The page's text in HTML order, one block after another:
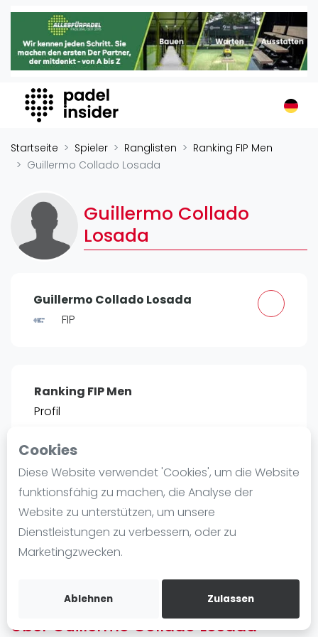
Cookies
Diese Website verwendet 'Cookies', um die Website
funktionsfähig zu machen, die Analyse der
Website zu unterstützen, um unsere
Dienstleistungen zu verbessern, oder zu
Marketingzwecken.
Ablehnen Zulassen
Padel Insider
Home
Organisationen
Buchungssysteme
Padel-Shops
Padel-Marken
Verschiedenes
Veranstaltungen
Turniere
Playtomic
Frauen
FIP Männer
Blog
Die Geschichte von Padel
Regeln und Punktzählung
Padel Schläge
Video
Startseite Spieler Ranglisten
Ranking FIP Men
Guillermo Collado Losada
Guillermo Collado
Losada
Guillermo Collado Losada
FIP
Ranking FIP Men
Profil
POSITIE
#50 1.177
Bist duGuillermo Collado Losada
Kostenloses Konto erstellen
Über Guillermo Collado Losada